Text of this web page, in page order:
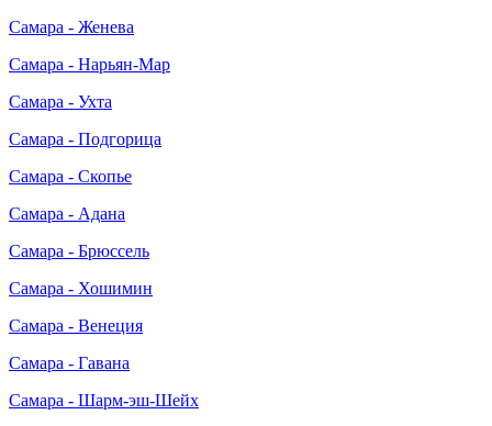
Самара - Женева
Самара - Нарьян-Мар
Самара - Ухта
Самара - Подгорица
Самара - Скопье
Самара - Адана
Самара - Брюссель
Самара - Хошимин
Самара - Венеция
Самара - Гавана
Самара - Шарм-эш-Шейх